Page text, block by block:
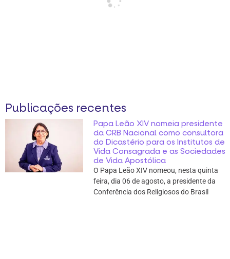
Publicações recentes
Papa Leão XIV nomeia presidente
da CRB Nacional como consultora
do Dicastério para os Institutos de
Vida Consagrada e as Sociedades
de Vida Apostólica
O Papa Leão XIV nomeou, nesta quinta
feira, dia 06 de agosto, a presidente da
Conferência dos Religiosos do Brasil